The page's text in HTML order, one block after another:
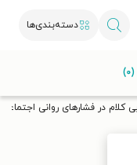
دسته‌بندی‌ها
کن.
کلام در فشارهای روانی اجتماعی